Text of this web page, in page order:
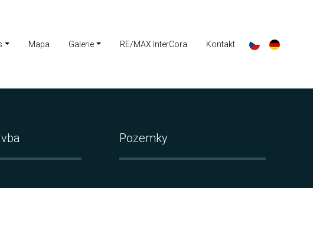
Mapa Galerie RE/MAX InterCora Kontakt
Pozemky